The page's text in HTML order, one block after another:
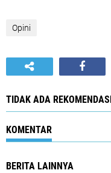
Opini
TIDAK ADA REKOMENDASI
KOMENTAR
BERITA LAINNYA